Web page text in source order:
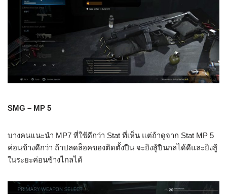
SMG – MP 5
บางคนแนะนำ MP7 ที่ใช้ดีกว่า Stat ที่เห็น แต่ถ้าดูจาก Stat MP 5
ค่อนข้างดีกว่า ถ้าปลดล็อคของติดตั้งปืน จะยิงสู้ปืนกลได้ดีและยิงสู้
ในระยะค่อนข้างไกลได้